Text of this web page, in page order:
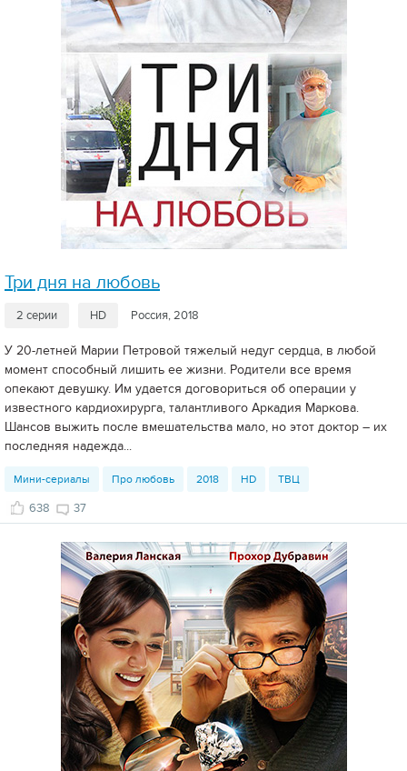
Три дня на любовь
2 серии HD Россия, 2018
У 20-летней Марии Петровой тяжелый недуг сердца, в любой
момент способный лишить ее жизни. Родители все время
опекают девушку. Им удается договориться об операции у
известного кардиохирурга, талантливого Аркадия Маркова.
Шансов выжить после вмешательства мало, но этот доктор – их
последняя надежда...
Мини-сериалы Про любовь 2018 HD ТВЦ
638 37